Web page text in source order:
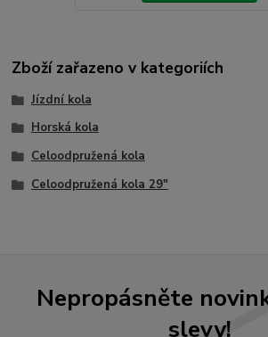
Zboží zařazeno v kategoriích
Jízdní kola
Horská kola
Celoodpružená kola
Celoodpružená kola 29"
Nepropásněte
slevy!